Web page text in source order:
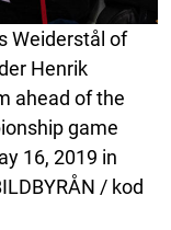
Weiderstål of
Henrik
ahead of the
game
16, 2019 in
/ kod